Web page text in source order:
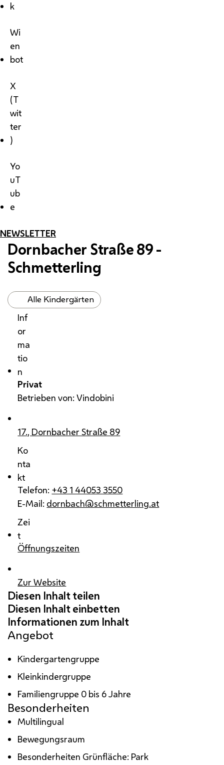
k
Wi
en
bot
X
(T
wit
ter
)
Yo
uT
ub
e
NEWSLETTER
Dornbacher Straße 89 -
Schmetterling
Alle Kindergärten
Inf
or
ma
tio
n
Privat
Betrieben von: Vindobini
17., Dornbacher Straße 89
Ko
nta
kt
Telefon: +43 1 44053 3550
E-Mail: dornbach@schmetterling.at
Zei
t
Öffnungszeiten
Zur Website
Angebot
Kindergartengruppe
Kleinkindergruppe
Familiengruppe 0 bis 6 Jahre
Besonderheiten
Multilingual
Bewegungsraum
Besonderheiten Grünfläche: Park